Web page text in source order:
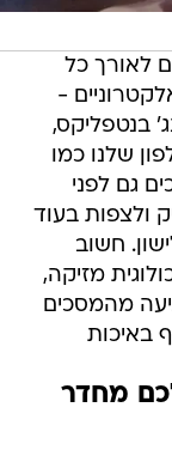
לאורך כל
-
בנטפליקס,
שלנו כמו
גם לפני
ולצפות בעוד
חשוב
מזיקה,
מהמסכים
באיכות
מחדר